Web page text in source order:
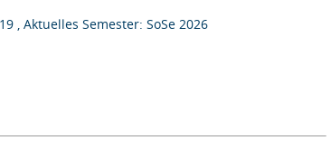
, Aktuelles Semester: SoSe 2026